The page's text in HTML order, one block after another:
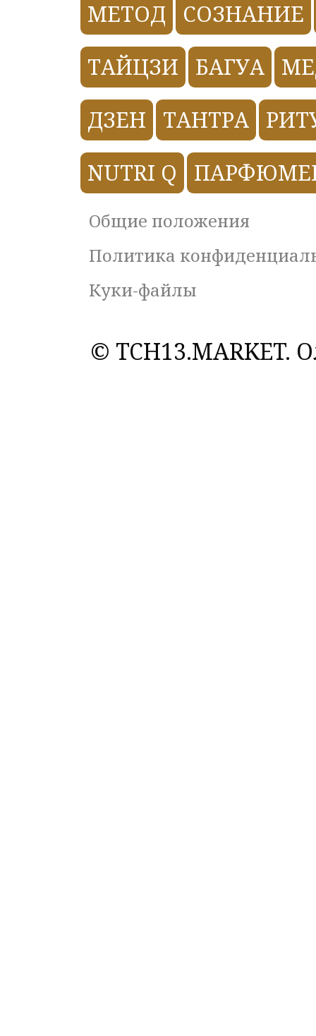
МЕТОД
СОЗНАНИЕ
ТАЙЦЗИ
БАГУА
ДЗЕН
ТАНТРА
NUTRI Q
Общие положения
Политика
Куки-файлы
© TCH13.MARKET.